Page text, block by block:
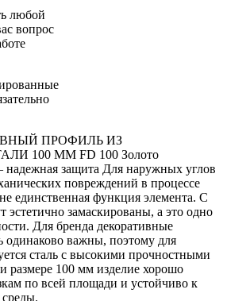
любой
вопрос
ПРОФИЛЬ ИЗ
100 ММ FD 100 Золото
защита Для наружных углов
повреждений в процессе
единственная функция элемента. С
эстетично замаскированы, а это одно
Для бренда декоративные
одинаково важны, поэтому для
сталь с высокими прочностными
размере 100 мм изделие хорошо
по всей площади и устойчиво к